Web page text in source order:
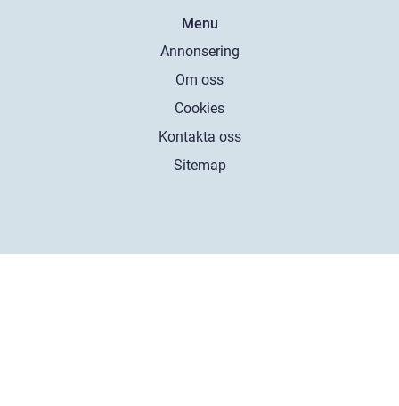
Menu
Annonsering
Om oss
Cookies
Kontakta oss
Sitemap